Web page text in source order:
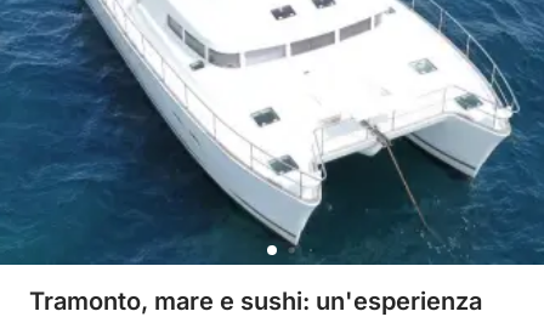
Tramonto, mare e sushi: un'esperienza